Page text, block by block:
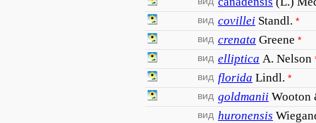
вид covillei Standl. *
вид crenata Greene *
вид elliptica A. Nelson
вид florida Lindl. *
вид goldmanii Wooton
вид huronensis